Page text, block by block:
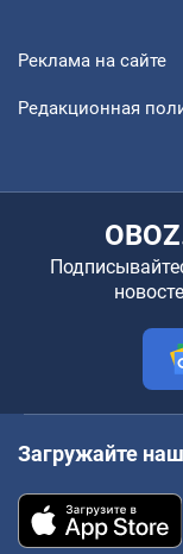
Реклама на сайте
Редакционная
Загружайте